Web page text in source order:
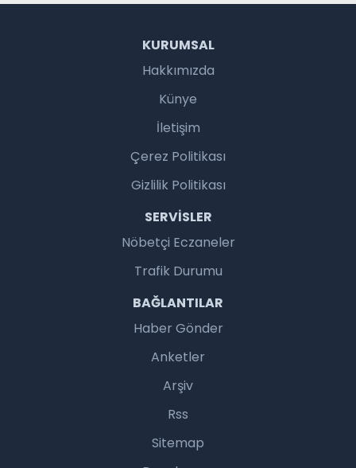
KURUMSAL
Hakkımızda
Künye
İletişim
Çerez Politikası
Gizlilik Politikası
SERVISLER
Nöbetçi Eczaneler
Trafik Durumu
BAĞLANTILAR
Haber Gönder
Anketler
Arşiv
Rss
Sitemap